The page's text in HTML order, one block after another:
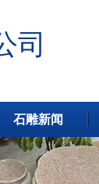
司
石雕新闻